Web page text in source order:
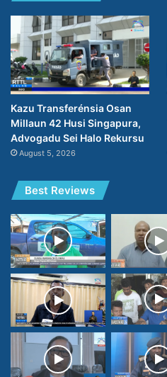
Kazu Transferénsia Osan
Millaun 42 Husi Singapura,
Advogadu Sei Halo Rekursu
August 5, 2026
Best Reviews